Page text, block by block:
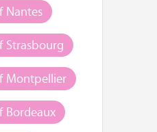
Nantes
Strasbourg
Montpellier
Bordeaux